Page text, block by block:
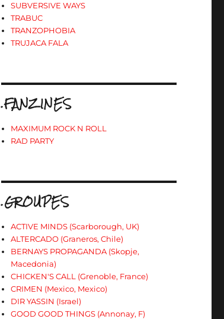
SUBVERSIVE WAYS
TRABUC
TRANZOPHOBIA
TRUJACA FALA
.FANZINES
MAXIMUM ROCK N ROLL
RAD PARTY
.GROUPES
ACTIVE MINDS (Scarborough, UK)
ALTERCADO (Graneros, Chile)
BERNAYS PROPAGANDA (Skopje,
Macedonia)
CHICKEN'S CALL (Grenoble, France)
CRIMEN (Mexico, Mexico)
DIR YASSIN (Israel)
GOOD GOOD THINGS (Annonay, F)